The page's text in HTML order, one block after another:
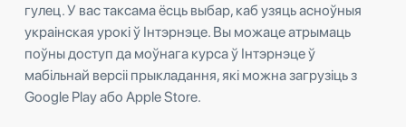
гулец. У вас таксама ёсць выбар, каб узяць асноўныя
украінская урокі ў Інтэрнэце. Вы можаце атрымаць
поўны доступ да моўнага курса ў Інтэрнэце ў
мабільнай версіі прыкладання, які можна загрузіць з
Google Play або Apple Store.